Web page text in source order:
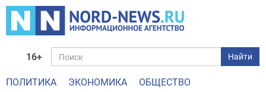
16+ Найти
ПОЛИТИКА ЭКОНОМИКА
ОБЩЕСТВО